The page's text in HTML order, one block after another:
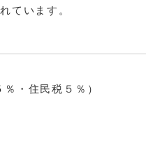
ています。
％・住民税５％）